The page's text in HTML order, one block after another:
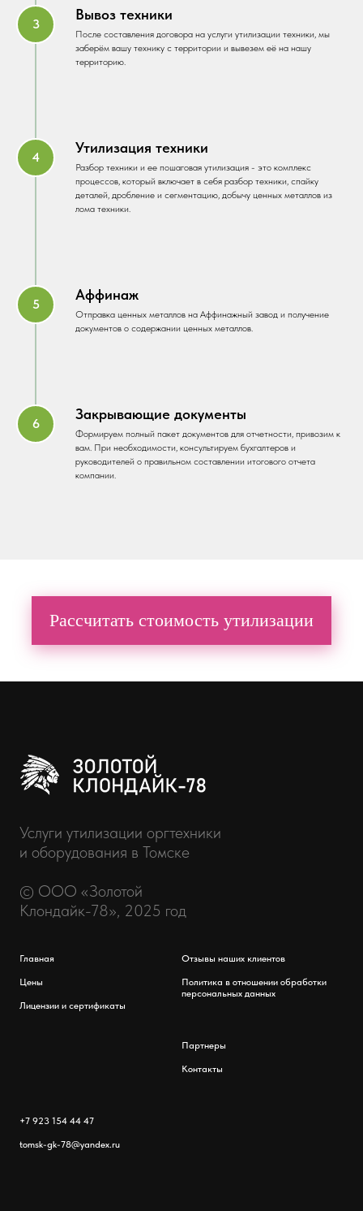
Вывоз техники
После составления договора на услуги утилизации техники, мы
заберём вашу технику с территории и вывезем её на нашу
территорию.
Утилизация техники
Разбор техники и ее пошаговая утилизация - это комплекс
процессов, который включает в себя разбор техники, спайку
деталей, дробление и сегментацию, добычу ценных металлов из
лома техники.
Аффинаж
Отправка ценных металлов на Аффинажный завод и получение
документов о содержании ценных металлов.
Закрывающие документы
Формируем полный пакет документов для отчетности, привозим к
вам. При необходимости, консультируем бухгалтеров и
руководителей о правильном составлении итогового отчета
компании.
Рассчитать стоимость утилизации
Услуги утилизации оргтехники
и оборудования в Томске
© ООО «Золотой
Клондайк-78», 2025 год
Главная
Цены
Лицензии и сертификаты
Отзывы наших клиентов
Политика в отношении обработки
персональных данных
Партнеры
Контакты
+7 923 154 44 47
tomsk-gk-78@yandex.ru